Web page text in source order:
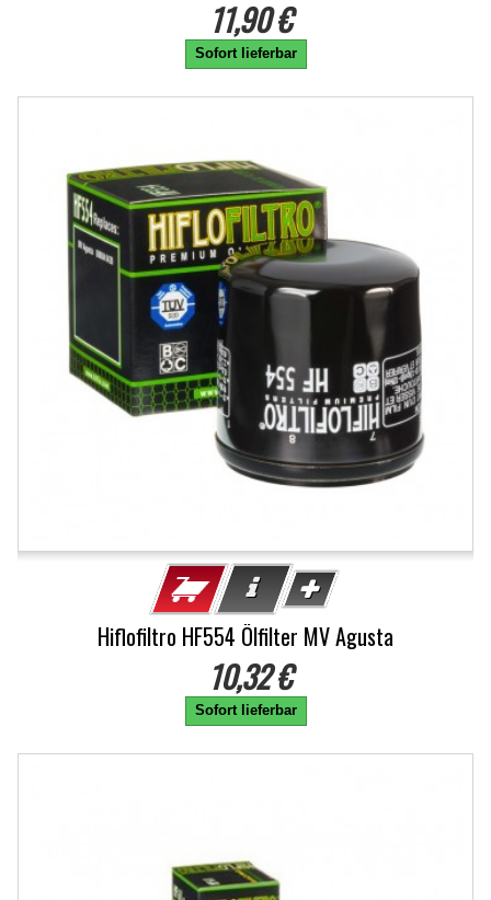
11,90 €
Sofort lieferbar
Hiflofiltro HF554 Ölfilter MV Agusta
10,32 €
Sofort lieferbar